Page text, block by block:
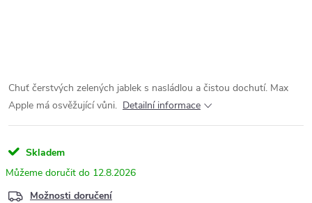
Chuť čerstvých zelených jablek s nasládlou a čistou dochutí. Max
Apple má osvěžující vůni. Detailní informace
Skladem
12.8.2026
Možnosti doručení